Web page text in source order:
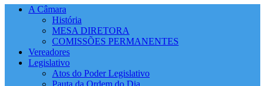
A Câmara
História
MESA DIRETORA
COMISSÕES PERMANENTES
Vereadores
Legislativo
Atos do Poder Legislativo
Pauta da Ordem do Dia